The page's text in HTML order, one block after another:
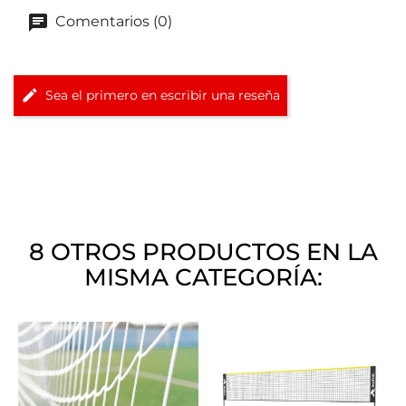
Comentarios (0)
Sea el primero en escribir una reseña
8 OTROS PRODUCTOS EN LA
MISMA CATEGORÍA: